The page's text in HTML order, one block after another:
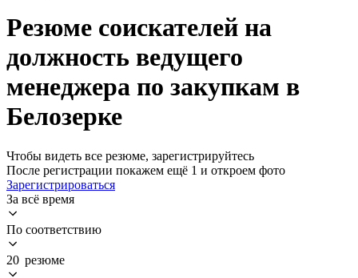
Резюме соискателей на
должность ведущего
менеджера по закупкам в
Белозерке
Чтобы видеть все резюме, зарегистрируйтесь
После регистрации покажем ещё 1 и откроем фото
Зарегистрироваться
За всё время
По соответствию
20 резюме